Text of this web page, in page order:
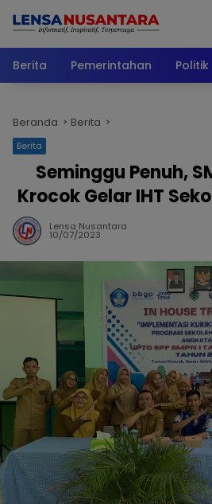
Berita
Pemerintahan Politik
Beranda Berita
Berita
Seminggu Penuh,
Krocok Gelar IHT
Lensa Nusantara
10/07/2023